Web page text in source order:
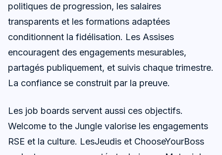
politiques de progression, les salaires
transparents et les formations adaptées
conditionnent la fidélisation. Les Assises
encouragent des engagements mesurables,
partagés publiquement, et suivis chaque trimestre.
La confiance se construit par la preuve.
Les job boards servent aussi ces objectifs.
Welcome to the Jungle valorise les engagements
RSE et la culture. LesJeudis et ChooseYourBoss